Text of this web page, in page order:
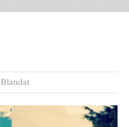
Blandat